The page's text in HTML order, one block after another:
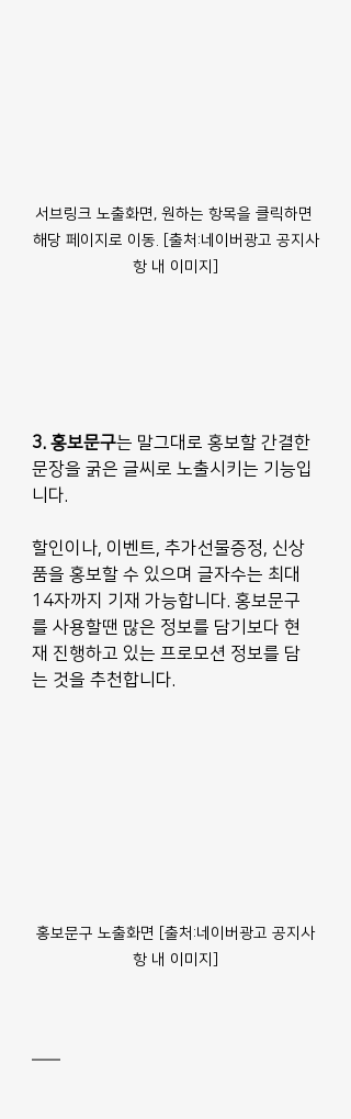
서브링크 노출화면, 원하는 항목을 클릭하면
해당 페이지로 이동. [출처:네이버광고 공지사
항 내 이미지]
3. 홍보문구는 말그대로 홍보할 간결한
문장을 굵은 글씨로 노출시키는 기능입
니다.
할인이나, 이벤트, 추가선물증정, 신상
품을 홍보할 수 있으며 글자수는 최대
14자까지 기재 가능합니다. 홍보문구
를 사용할땐 많은 정보를 담기보다 현
재 진행하고 있는 프로모션 정보를 담
는 것을 추천합니다.
홍보문구 노출화면 [출처:네이버광고 공지사
항 내 이미지]